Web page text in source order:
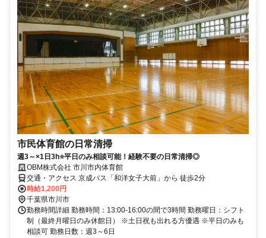
市民体育館の日常清掃
週3～×1日3h⭐平日のみ相談可能！経験不要の日常清掃◎
OBM株式会社 市川市内体育館
交通・アクセス 京成バス「和洋女子大前」から 徒歩2分
時給1,200円
千葉県市川市
勤務時間詳細 勤務時間：13:00-16:00の間で3時間 勤務曜日：シフト
制（最終月曜日のみ休館日） ※土日祝も出れる方優遇 ※平日のみも
相談可 勤務日数：週3～6日